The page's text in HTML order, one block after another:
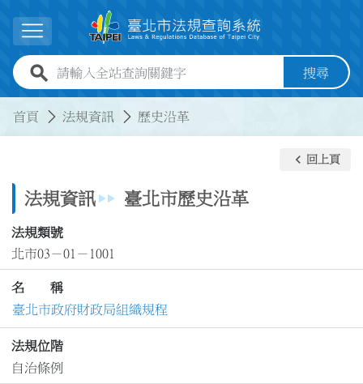
展開選單
全站查詢關鍵字欄位 搜尋
首頁 法規資訊 歷史沿革
法規資訊 臺北市歷史沿革
keyboard_arrow_left 回上頁
法規類號
北市03－01－1001
名 稱
臺北市政府財政局組織規程
法規位階
自治條例